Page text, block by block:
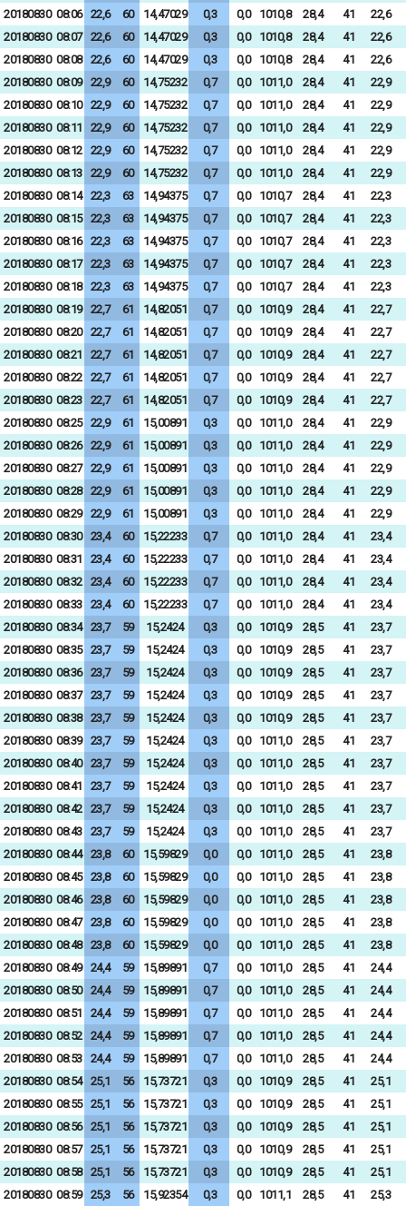
20180830 08:06 22,6 60 14,47029 0,3 0,0 1010,8 28,4 41
22,6
20180830 08:07 22,6 60 14,47029 0,3 0,0 1010,8 28,4 41
22,6
20180830 08:08 22,6 60 14,47029 0,3 0,0 1010,8 28,4 41
22,6
20180830 08:09 22,9 60 14,75232 0,7 0,0 1011,0 28,4 41
22,9
20180830 08:10 22,9 60 14,75232 0,7 0,0 1011,0 28,4 41
22,9
20180830 08:11 22,9 60 14,75232 0,7 0,0 1011,0 28,4 41
22,9
20180830 08:12 22,9 60 14,75232 0,7 0,0 1011,0 28,4 41
22,9
20180830 08:13 22,9 60 14,75232 0,7 0,0 1011,0 28,4 41
22,9
20180830 08:14 22,3 63 14,94375 0,7 0,0 1010,7 28,4 41
22,3
20180830 08:15 22,3 63 14,94375 0,7 0,0 1010,7 28,4 41
22,3
20180830 08:16 22,3 63 14,94375 0,7 0,0 1010,7 28,4 41
22,3
20180830 08:17 22,3 63 14,94375 0,7 0,0 1010,7 28,4 41
22,3
20180830 08:18 22,3 63 14,94375 0,7 0,0 1010,7 28,4 41
22,3
20180830 08:19 22,7 61 14,82051 0,7 0,0 1010,9 28,4 41
22,7
20180830 08:20 22,7 61 14,82051 0,7 0,0 1010,9 28,4 41
22,7
20180830 08:21 22,7 61 14,82051 0,7 0,0 1010,9 28,4 41
22,7
20180830 08:22 22,7 61 14,82051 0,7 0,0 1010,9 28,4 41
22,7
20180830 08:23 22,7 61 14,82051 0,7 0,0 1010,9 28,4 41
22,7
20180830 08:25 22,9 61 15,00891 0,3 0,0 1011,0 28,4 41
22,9
20180830 08:26 22,9 61 15,00891 0,3 0,0 1011,0 28,4 41
22,9
20180830 08:27 22,9 61 15,00891 0,3 0,0 1011,0 28,4 41
22,9
20180830 08:28 22,9 61 15,00891 0,3 0,0 1011,0 28,4 41
22,9
20180830 08:29 22,9 61 15,00891 0,3 0,0 1011,0 28,4 41
22,9
20180830 08:30 23,4 60 15,22233 0,7 0,0 1011,0 28,4 41
23,4
20180830 08:31 23,4 60 15,22233 0,7 0,0 1011,0 28,4 41
23,4
20180830 08:32 23,4 60 15,22233 0,7 0,0 1011,0 28,4 41
23,4
20180830 08:33 23,4 60 15,22233 0,7 0,0 1011,0 28,4 41
23,4
20180830 08:34 23,7 59 15,2424 0,3 0,0 1010,9 28,5 41
23,7
20180830 08:35 23,7 59 15,2424 0,3 0,0 1010,9 28,5 41
23,7
20180830 08:36 23,7 59 15,2424 0,3 0,0 1010,9 28,5 41
23,7
20180830 08:37 23,7 59 15,2424 0,3 0,0 1010,9 28,5 41
23,7
20180830 08:38 23,7 59 15,2424 0,3 0,0 1010,9 28,5 41
23,7
20180830 08:39 23,7 59 15,2424 0,3 0,0 1011,0 28,5 41
23,7
20180830 08:40 23,7 59 15,2424 0,3 0,0 1011,0 28,5 41
23,7
20180830 08:41 23,7 59 15,2424 0,3 0,0 1011,0 28,5 41
23,7
20180830 08:42 23,7 59 15,2424 0,3 0,0 1011,0 28,5 41
23,7
20180830 08:43 23,7 59 15,2424 0,3 0,0 1011,0 28,5 41
23,7
20180830 08:44 23,8 60 15,59829 0,0 0,0 1011,0 28,5 41
23,8
20180830 08:45 23,8 60 15,59829 0,0 0,0 1011,0 28,5 41
23,8
20180830 08:46 23,8 60 15,59829 0,0 0,0 1011,0 28,5 41
23,8
20180830 08:47 23,8 60 15,59829 0,0 0,0 1011,0 28,5 41
23,8
20180830 08:48 23,8 60 15,59829 0,0 0,0 1011,0 28,5 41
23,8
20180830 08:49 24,4 59 15,89891 0,7 0,0 1011,0 28,5 41
24,4
20180830 08:50 24,4 59 15,89891 0,7 0,0 1011,0 28,5 41
24,4
20180830 08:51 24,4 59 15,89891 0,7 0,0 1011,0 28,5 41
24,4
20180830 08:52 24,4 59 15,89891 0,7 0,0 1011,0 28,5 41
24,4
20180830 08:53 24,4 59 15,89891 0,7 0,0 1011,0 28,5 41
24,4
20180830 08:54 25,1 56 15,73721 0,3 0,0 1010,9 28,5 41
25,1
20180830 08:55 25,1 56 15,73721 0,3 0,0 1010,9 28,5 41
25,1
20180830 08:56 25,1 56 15,73721 0,3 0,0 1010,9 28,5 41
25,1
20180830 08:57 25,1 56 15,73721 0,3 0,0 1010,9 28,5 41
25,1
20180830 08:58 25,1 56 15,73721 0,3 0,0 1010,9 28,5 41
25,1
20180830 08:59 25,3 56 15,92354 0,3 0,0 1011,1 28,5 41
25,3